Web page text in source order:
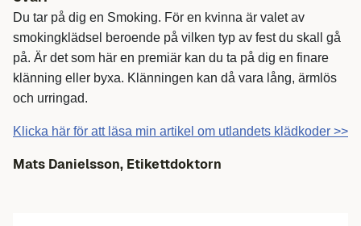
Du tar på dig en Smoking. För en kvinna är valet av
smokingklädsel beroende på vilken typ av fest du skall gå
på. Är det som här en premiär kan du ta på dig en finare
klänning eller byxa. Klänningen kan då vara lång, ärmlös
och urringad.
Klicka här för att läsa min artikel om utlandets klädkoder >>
Mats Danielsson, Etikettdoktorn